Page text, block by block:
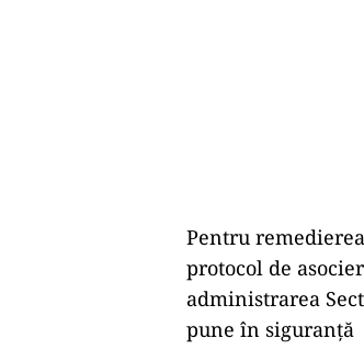
Pentru
protocol de
administrarea
pune în siguranță